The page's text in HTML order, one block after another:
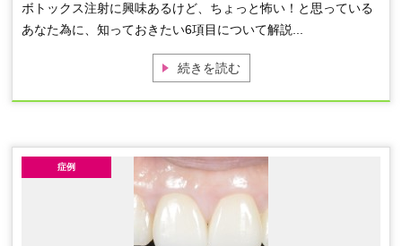
ボトックス注射に興味あるけど、ちょっと怖い！と思っている
あなた為に、知っておきたい6項目について解説...
続きを読む
症例